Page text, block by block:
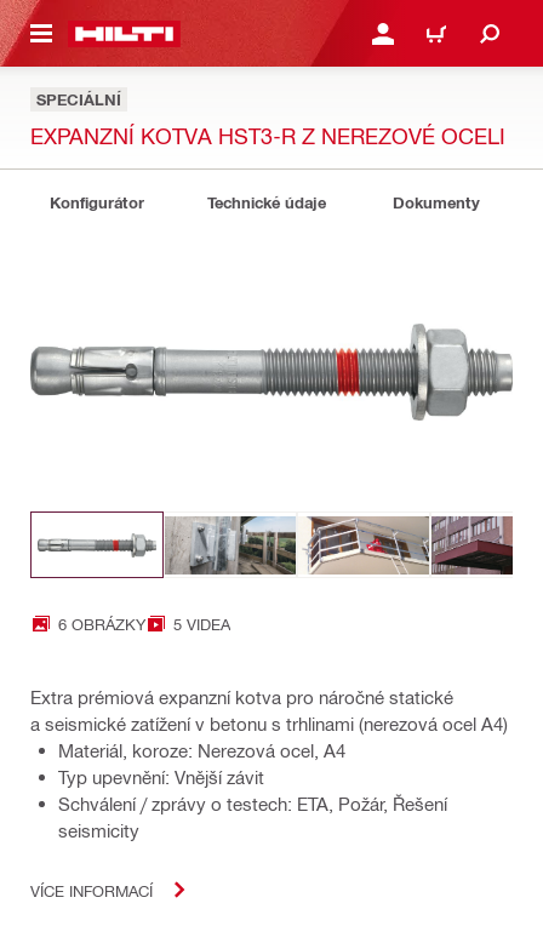
HLAVNÍ OBSAH PŘIHLÁSIT NEBO
KOŠÍK
SPECIÁLNÍ
EXPANZNÍ KOTVA HST3-R Z NEREZOVÉ OCELI
Konfigurátor Technické údaje Dokumenty
6 OBRÁZKY 5 VIDEA
Extra prémiová expanzní kotva pro náročné statické
a seismické zatížení v betonu s trhlinami (nerezová ocel A4)
Materiál, koroze: Nerezová ocel, A4
Typ upevnění: Vnější závit
Schválení / zprávy o testech: ETA, Požár, Řešení
seismicity
VÍCE INFORMACÍ